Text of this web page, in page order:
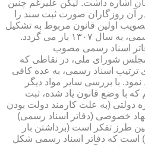
اشاره داشت. لیكن علیرغم چنین
آن روزگاران صورت ثبت سند را
اولین قانون مربوط به تشكیل
مستقل دفترخانه های اسناد رسمی، به سال ۱۳۰۷ باز می گردد.
دفاتر اسناد رسمی مصوب
مجلس شورای ملی، در نقاطی كه
ترتیب اسناد رسمی، به عده كافی
با بررسی سایر مواد دیگر
با وضع قانون یاد شده، ثبت
دولتی (به علت كارمند دولت بودن
خصوصی (دفاتر اسناد رسمی)
طرز تفكر است (برداشتن بار
است كه دفاتر اسناد رسمی شكل